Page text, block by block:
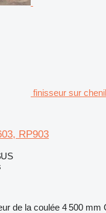
finisseur sur
RP903
de la coulée 4 500 mm